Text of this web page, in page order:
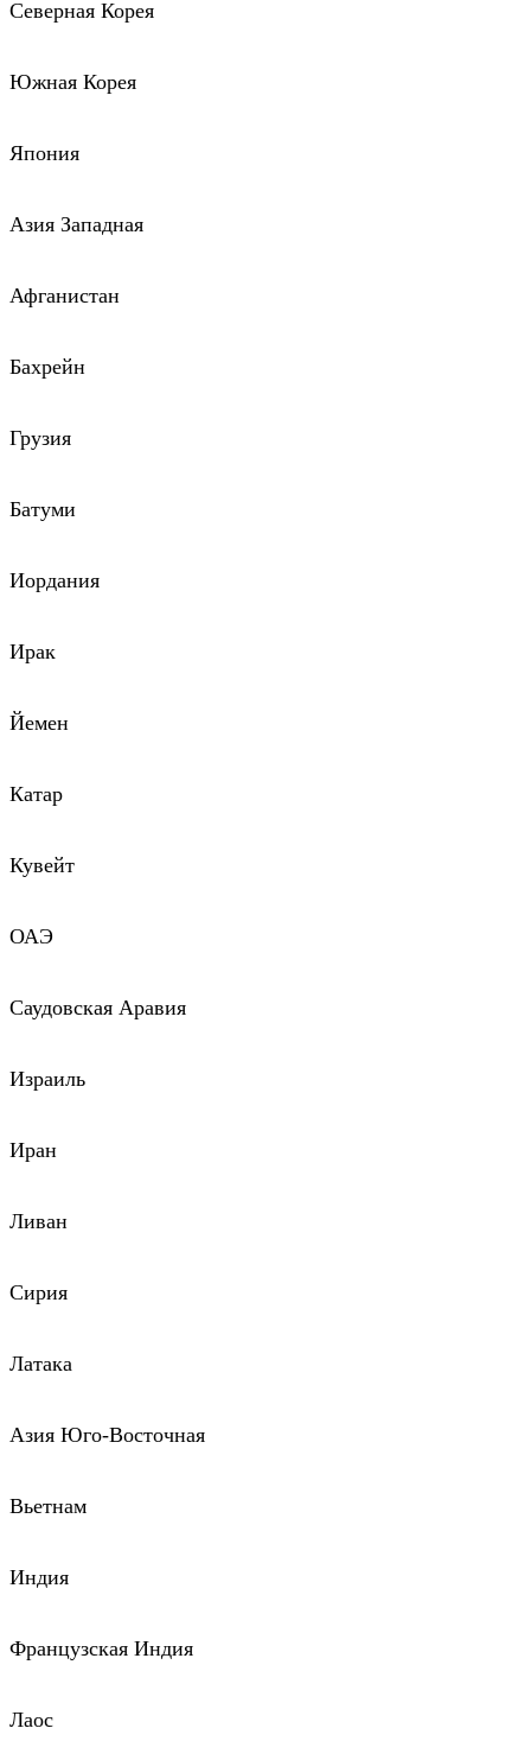
Северная Корея
Южная Корея
Япония
Азия Западная
Афганистан
Бахрейн
Грузия
Батуми
Иордания
Ирак
Йемен
Катар
Кувейт
ОАЭ
Саудовская Аравия
Израиль
Иран
Ливан
Сирия
Латака
Азия Юго-Восточная
Вьетнам
Индия
Французская Индия
Лаос